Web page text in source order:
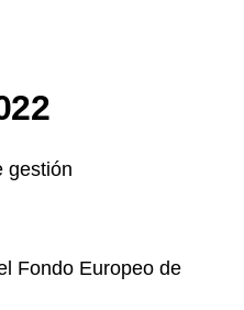
gestión
Fondo Europeo de